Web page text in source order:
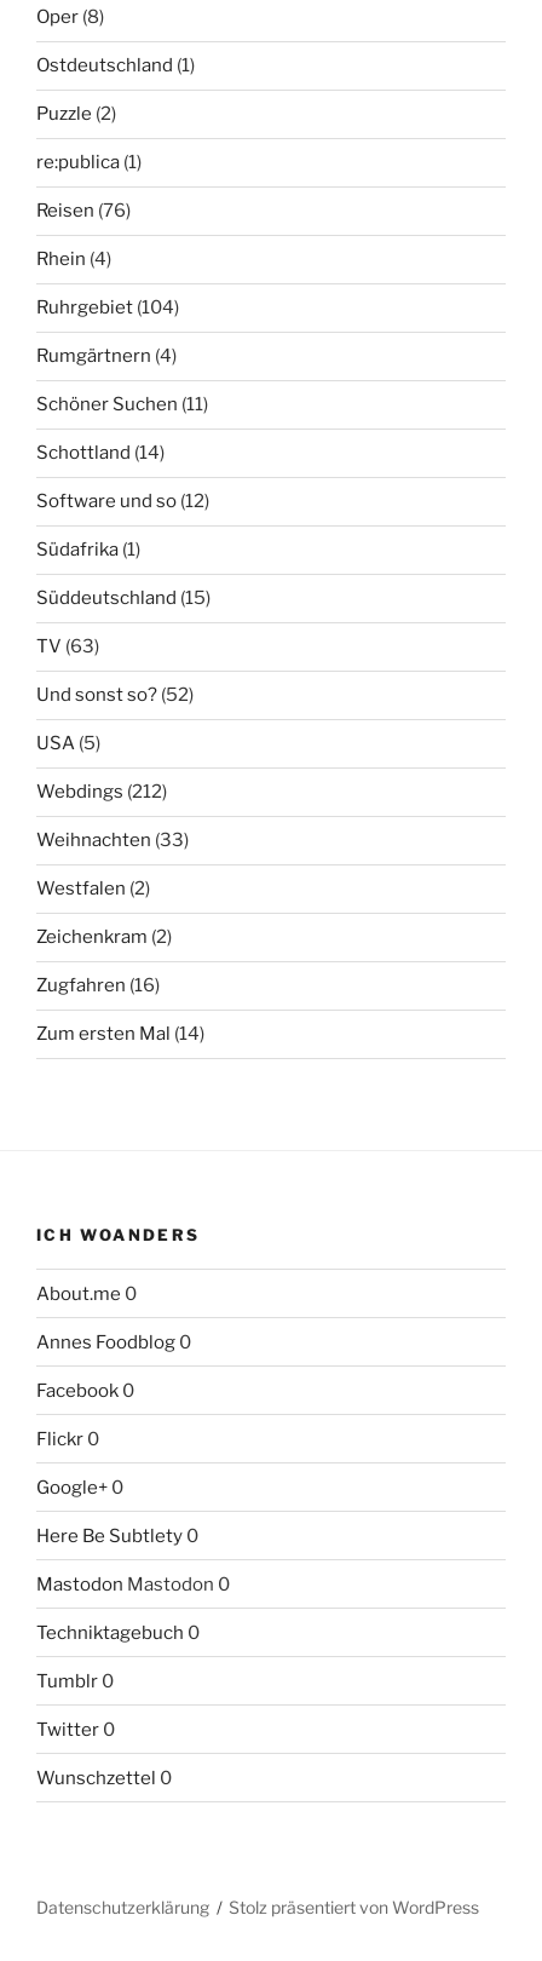
Oper (8)
Ostdeutschland (1)
Puzzle (2)
re:publica (1)
Reisen (76)
Rhein (4)
Ruhrgebiet (104)
Rumgärtnern (4)
Schöner Suchen (11)
Schottland (14)
Software und so (12)
Südafrika (1)
Süddeutschland (15)
TV (63)
Und sonst so? (52)
USA (5)
Webdings (212)
Weihnachten (33)
Westfalen (2)
Zeichenkram (2)
Zugfahren (16)
Zum ersten Mal (14)
ICH WOANDERS
About.me 0
Annes Foodblog 0
Facebook 0
Flickr 0
Google+ 0
Here Be Subtlety 0
Mastodon Mastodon 0
Techniktagebuch 0
Tumblr 0
Twitter 0
Wunschzettel 0
Datenschutzerklärung Stolz präsentiert von WordPress